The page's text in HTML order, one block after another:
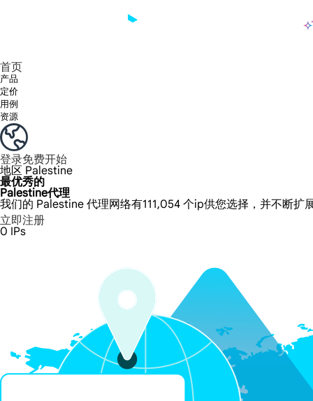
首页
产品
定价
用例
资源
登录免费开始
地区 Palestine
最优秀的
Palestine代理
我们的 Palestine 代理网络有111,054 个ip供您选择，并不断
立即注册
0 IPs